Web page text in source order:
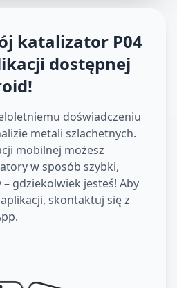
katalizator P04
dostępnej
!
doświadczeniu
metali szlachetnych.
mobilnej możesz
w sposób szybki,
gdziekolwiek jesteś! Aby
skontaktuj się z